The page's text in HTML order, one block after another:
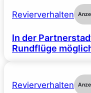
Revierverhalten
In der
Rundflüge
Revierverhalten